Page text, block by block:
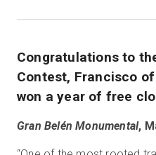
Was ist neu?
Congratulations to
Contest, Francisco of
won a year of free
Gran Belén Monumental,